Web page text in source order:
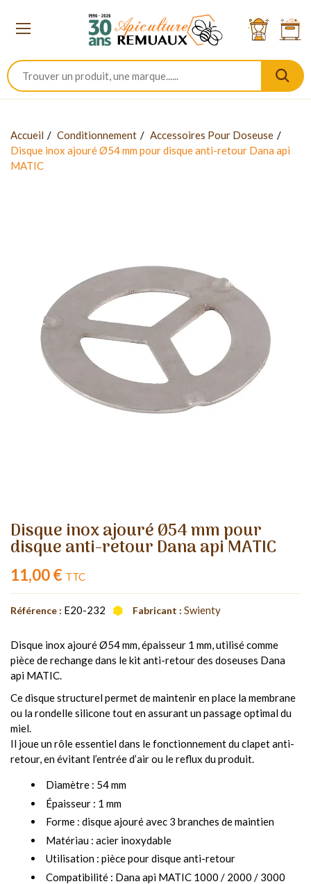
Accueil Conditionnement
Accessoires Pour Doseuse
Disque inox ajouré Ø54 mm pour disque anti-retour Dana api
MATIC
Disque inox ajouré Ø54 mm pour
disque anti-retour Dana api MATIC
11,00 € TTC
Référence : E20-232 Fabricant : Swienty
Disque inox ajouré Ø54 mm, épaisseur 1 mm, utilisé comme
pièce de rechange dans le kit anti-retour des doseuses Dana
api MATIC.
Ce disque structurel permet de maintenir en place la membrane
ou la rondelle silicone tout en assurant un passage optimal du
miel.
Il joue un rôle essentiel dans le fonctionnement du clapet anti-
retour, en évitant l’entrée d’air ou le reflux du produit.
Diamètre : 54 mm
Épaisseur : 1 mm
Forme : disque ajouré avec 3 branches de maintien
Matériau : acier inoxydable
Utilisation : pièce pour disque anti-retour
Compatibilité : Dana api MATIC 1000 / 2000 / 3000